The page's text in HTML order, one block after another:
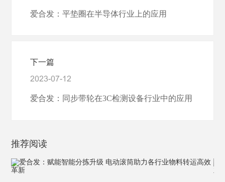
爱合发：平垫圈在半导体行业上的应用
下一篇
2023-07-12
爱合发：同步带轮在3C检测设备行业中的应用
推荐阅读